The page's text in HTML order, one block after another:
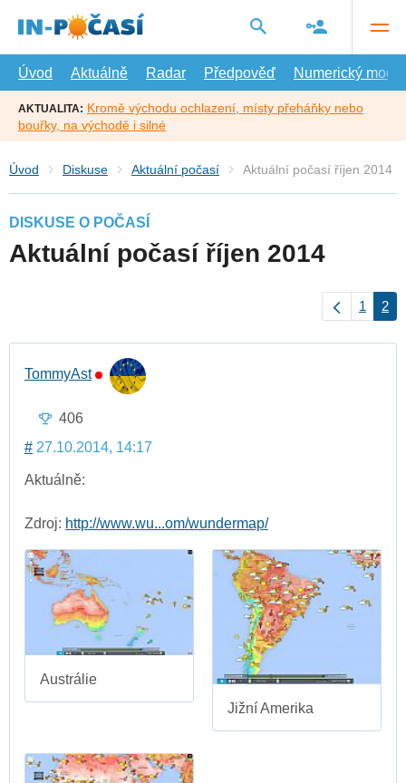
hlavní
Úvod
Aktuálně Radar Předpověď Numerický model
AKTUALITA: Kromě východu ochlazení, místy přeháňky nebo
bouřky, na východě i silné
Úvod Diskuse Aktuální počasí Aktuální počasí říjen 2014
DISKUSE O POČASÍ
Aktuální počasí říjen 2014
1 2
TommyAst
406
# 27.10.2014, 14:17
Aktuálně:
Zdroj: http://www.wu...om/wundermap/
Austrálie
Jižní Amerika